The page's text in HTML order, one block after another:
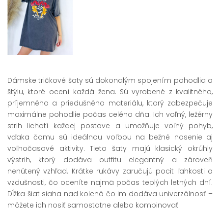
Dámske tričkové šaty sú dokonalým spojením pohodlia a
štýlu, ktoré ocení každá žena. Sú vyrobené z kvalitného,
príjemného a priedušného materiálu, ktorý zabezpečuje
maximálne pohodlie počas celého dňa. Ich voľný, ležérny
strih lichotí každej postave a umožňuje voľný pohyb,
vďaka čomu sú ideálnou voľbou na bežné nosenie aj
voľnočasové aktivity. Tieto šaty majú klasický okrúhly
výstrih, ktorý dodáva outfitu elegantný a zároveň
nenútený vzhľad. Krátke rukávy zaručujú pocit ľahkosti a
vzdušnosti, čo oceníte najmä počas teplých letných dní.
Dĺžka šiat siaha nad kolená čo im dodáva univerzálnosť –
môžete ich nosiť samostatne alebo kombinovať.